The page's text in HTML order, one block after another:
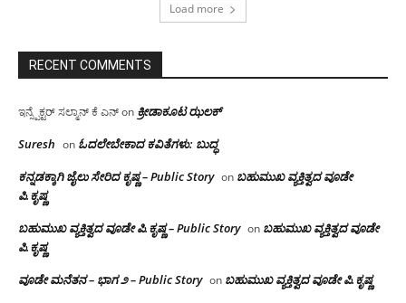
Load more
RECENT COMMENTS
ಇನ್ಸ್ಪೆಕ್ಟರ್ ಸಲ್ಮಾನ್ ಕೆ ಎನ್on ಕ್ರೀಡಾಕೂಟ ಝಲಕ್
Suresh on ಓದಲೇಬೇಕಾದ‌ ಕವಿತೆಗಳು: ಬುದ್ಧ
ಕನ್ನಡಕ್ಕಾಗಿ ಜೈಲು ಸೇರಿದ ಕೃಷ್ಣ – Public Story on ಬಹುಮುಖ ವ್ಯಕ್ತಿತ್ವದ ವೂಡೇ
ಪಿ.ಕೃಷ್ಣ
ಬಹುಮುಖ ವ್ಯಕ್ತಿತ್ವದ ವೂಡೇ ಪಿ.ಕೃಷ್ಣ – Public Story on ಬಹುಮುಖ ವ್ಯಕ್ತಿತ್ವದ ವೂಡೇ
ಪಿ.ಕೃಷ್ಣ
ವೂಡೇ ಮನೆತನ – ಭಾಗ ೨ – Public Story on ಬಹುಮುಖ ವ್ಯಕ್ತಿತ್ವದ ವೂಡೇ ಪಿ.ಕೃಷ್ಣ